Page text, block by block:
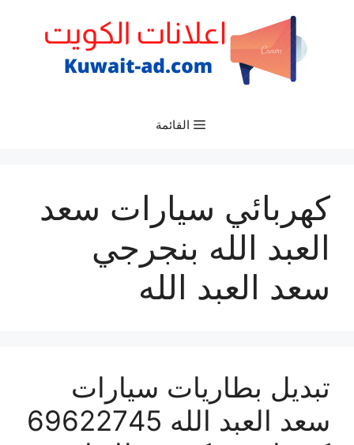
القائمة
كهربائي سيارات سعد
العبد الله بنجرجي
سعد العبد الله
تبديل بطاريات سيارات
سعد العبد الله 69622745